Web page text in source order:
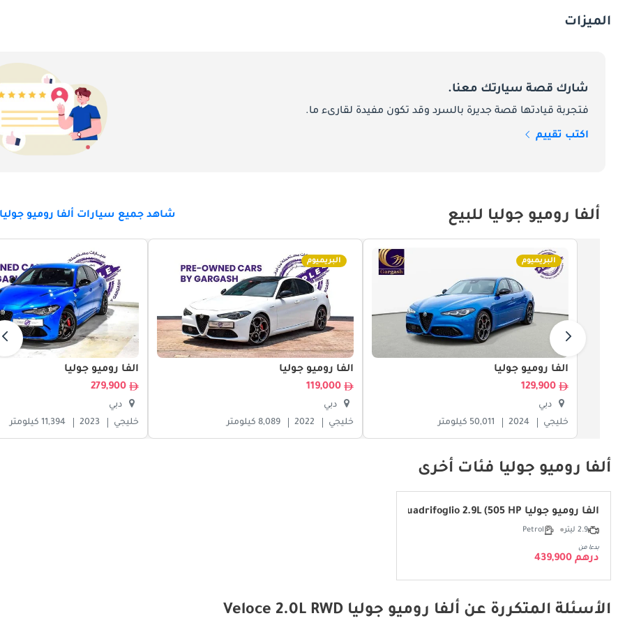
الميزات
شارك قصة سيارتك معنا.
فتجربة قيادتها قصة جديرة بالسرد وقد تكون مفيدة لقارىء ما.
اكتب تقييم
ألفا روميو جوليا للبيع شاهد جميع سيارات ألفا روميو جوليا
البريميوم
ألفا روميو جوليا
129,900
دبي
خليجي
2024 50,011 كيلومتر
البريميوم
ألفا روميو جوليا
119,000
دبي
خليجي
2022 8,089 كيلومتر
ألفا روميو جوليا
279,900
دبي
خليجي
2023 11,394 كيلومتر
ألفا روميو جوليا فئات أخرى
ألفا روميو جوليا Quadrifoglio 2.9L (505 HP)
2.9 ليتر Petrol
بدءا من
درهم 439,900
الأسئلة المتكررة عن ألفا روميو جوليا Veloce 2.0L RWD